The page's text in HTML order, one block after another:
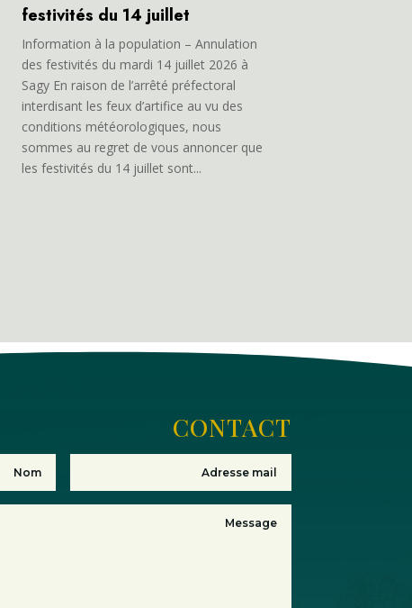
festivités du 14 juillet
Information à la population – Annulation
des festivités du mardi 14 juillet 2026 à
Sagy En raison de l’arrêté préfectoral
interdisant les feux d’artifice au vu des
conditions météorologiques, nous
sommes au regret de vous annoncer que
les festivités du 14 juillet sont...
CONTACT